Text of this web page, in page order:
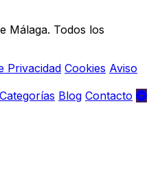
Málaga. Todos los
Privacidad Cookies Aviso
Categorías Blog Contacto